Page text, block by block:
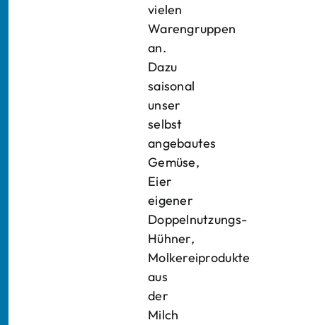
vielen
Warengruppen
an.
Dazu
saisonal
unser
selbst
angebautes
Gemüse,
Eier
eigener
Doppelnutzungs-
Hühner,
Molkereiprodukte
aus
der
Milch